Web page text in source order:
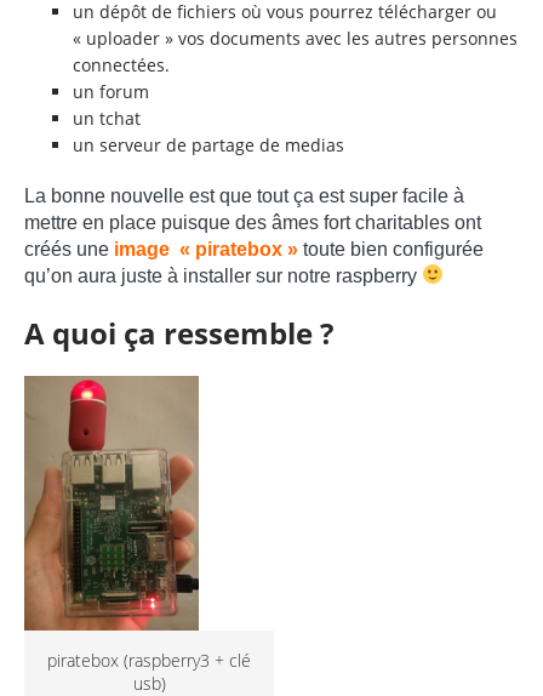
un dépôt de fichiers où vous pourrez télécharger ou
« uploader » vos documents avec les autres personnes
connectées.
un forum
un tchat
un serveur de partage de medias
La bonne nouvelle est que tout ça est super facile à
mettre en place puisque des âmes fort charitables ont
créés une image « piratebox » toute bien configurée
qu’on aura juste à installer sur notre raspberry
A quoi ça ressemble ?
piratebox (raspberry3 + clé
usb)